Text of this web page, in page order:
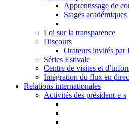
Apprentissage de
Stages académiques
Loi sur la transparence
Discours
Orateurs invités par
Séries Estivale
Centre de visites et
Intégration du flux en
Relations internationales
Activités des président-e-s